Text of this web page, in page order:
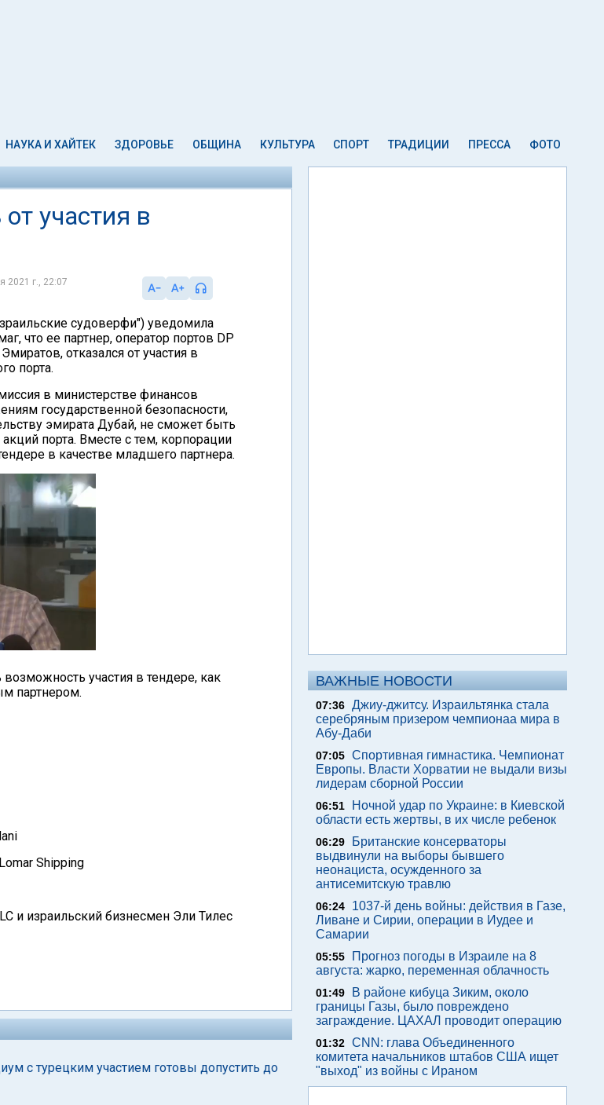
НАУКА И ХАЙТЕК ЗДОРОВЬЕ ОБЩИНА КУЛЬТУРА СПОРТ ТРАДИЦИИ ПРЕССА ФОТО
участия в
2021 г., 22:07
судоверфи") уведомила
что ее партнер, оператор портов DP
отказался от участия в
порта.
в министерстве финансов
государственной безопасности,
эмирата Дубай, не сможет быть
порта. Вместе с тем, корпорации
в качестве младшего партнера.
участия в тендере, как
партнером.
Shipping
и израильский бизнесмен Эли Тилес
с турецким участием готовы допустить до
ВАЖНЫЕ НОВОСТИ
07:36 Джиу-джитсу. Израильтянка стала
серебряным призером чемпионаа мира в
Абу-Даби
07:05 Спортивная гимнастика. Чемпионат
Европы. Власти Хорватии не выдали визы
лидерам сборной России
06:51
Ночной удар по Украине: в Киевской
области есть жертвы, в их числе ребенок
06:29
Британские консерваторы
выдвинули на выборы бывшего
неонациста, осужденного за
антисемитскую травлю
06:24
1037-й день войны: действия в Газе,
Ливане и Сирии, операции в Иудее и
Самарии
05:55
Прогноз погоды в Израиле на 8
августа: жарко, переменная облачность
01:49
В районе кибуца Зиким, около
границы Газы, было повреждено
заграждение. ЦАХАЛ проводит операцию
01:32 CNN: глава Объединенного
комитета начальников штабов США ищет
"выход" из войны с Ираном